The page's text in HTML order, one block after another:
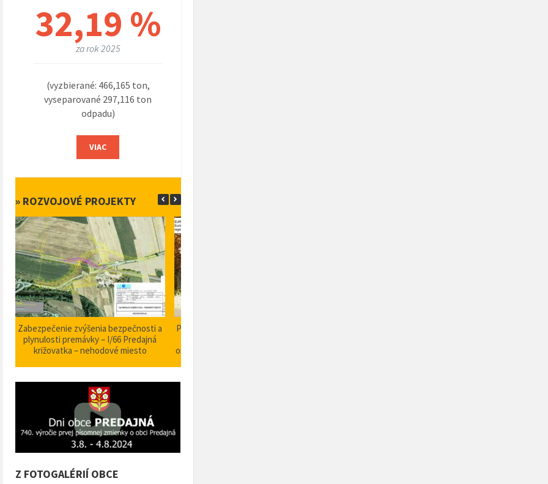
32,19 %
za rok 2025
(vyzbierané: 466,165 ton,
vyseparované 297,116 ton
odpadu)
VIAC
» ROZVOJOVÉ PROJEKTY
Nové autobusové zastávky I/66 (rok
2023)
Rozširenie cintorína s urnovým hájom
Z FOTOGALÉRIÍ OBCE